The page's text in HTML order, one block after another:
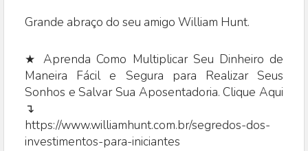
Grande abraço do seu amigo William Hunt.
★ Aprenda Como Multiplicar Seu Dinheiro de
Maneira Fácil e Segura para Realizar Seus
Sonhos e Salvar Sua Aposentadoria. Clique Aqui
↴
https://www.williamhunt.com.br/segredos-dos-
investimentos-para-iniciantes